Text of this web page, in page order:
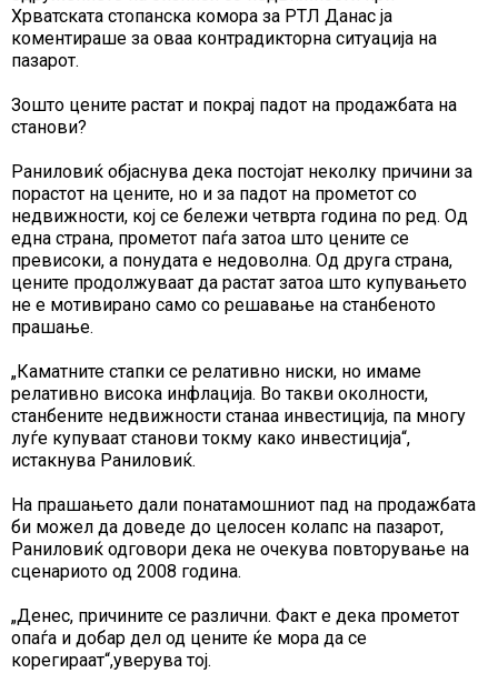
Хрватската стопанска комора за РТЛ Данас ја
коментираше за оваа контрадикторна ситуација на
пазарот.
Зошто цените растат и покрај падот на продажбата на
станови?
Раниловиќ објаснува дека постојат неколку причини за
порастот на цените, но и за падот на прометот со
недвижности, кој се бележи четврта година по ред. Од
една страна, прометот паѓа затоа што цените се
превисоки, а понудата е недоволна. Од друга страна,
цените продолжуваат да растат затоа што купувањето
не е мотивирано само со решавање на станбеното
прашање.
„Каматните стапки се релативно ниски, но имаме
релативно висока инфлација. Во такви околности,
станбените недвижности станаа инвестиција, па многу
луѓе купуваат станови токму како инвестиција“,
истакнува Раниловиќ.
На прашањето дали понатамошниот пад на продажбата
би можел да доведе до целосен колапс на пазарот,
Раниловиќ одговори дека не очекува повторување на
сценариото од 2008 година.
„Денес, причините се различни. Факт е дека прометот
опаѓа и добар дел од цените ќе мора да се
корегираат“,уверува тој.